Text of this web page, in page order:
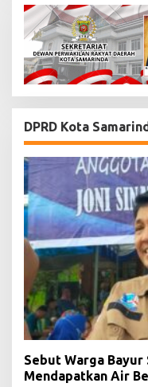
DPRD Kota
Sebut Warga Bayur
Mendapatkan Air